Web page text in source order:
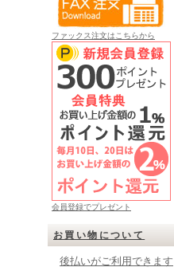
ファックス注文はこちらから
会員登録でプレゼント
お買い物について
後払いがご利用できます